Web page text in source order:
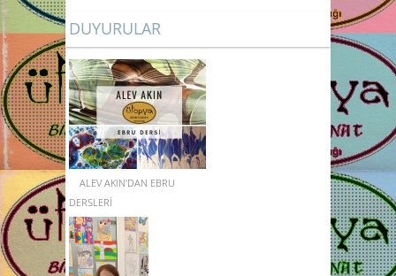
DUYURULAR
ALEV AKIN'DAN EBRU
DERSLERİ